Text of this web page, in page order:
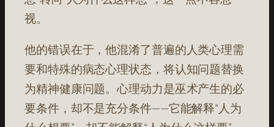
视。
他的错误在于，他混淆了普遍的人类心理需
要和特殊的病态心理状态，将认知问题替换
为精神健康问题。心理动力是巫术产生的必
要条件，却不是充分条件——它能解释“人为